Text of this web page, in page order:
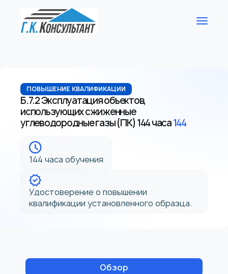
ПОВЫШЕНИЕ КВАЛИФИКАЦИИ
Б.7.2 Эксплуатация объектов,
использующих сжиженные
углеводородные газы (ПК) 144 часа144
144 часа обучения
Удостоверение о повышении
квалификации установленного образца.
Обзор